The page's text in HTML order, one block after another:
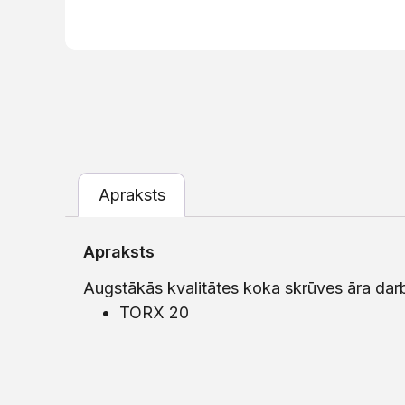
Apraksts
Apraksts
Augstākās kvalitātes koka skrūves āra
TORX 20